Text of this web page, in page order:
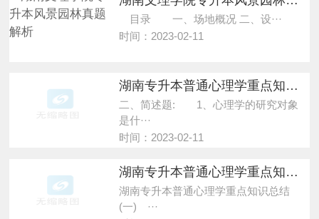
目录 一、场地概况 二、设···
时间：2023-02-11
湖南专升本普通心理学重点知识总结(二)
二、简述题: 1、心理学的研究对象
是什···
时间：2023-02-11
湖南专升本普通心理学重点知识总结(一)
湖南专升本普通心理学重点知识总结
(一) ···